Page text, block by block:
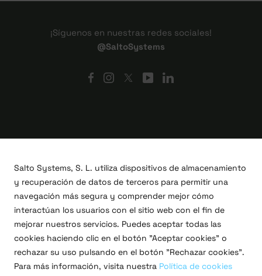
¡Síguenos en nuestras redes sociales!
@SaltoSystems
Proyectos I+D+i
Legal
Política de privacidad
Salto Systems, S. L. utiliza dispositivos de almacenamiento
y recuperación de datos de terceros para permitir una
navegación más segura y comprender mejor cómo
interactúan los usuarios con el sitio web con el fin de
mejorar nuestros servicios. Puedes aceptar todas las
cookies haciendo clic en el botón "Aceptar cookies" o
rechazar su uso pulsando en el botón "Rechazar cookies".
Para más información, visita nuestra Política de cookies